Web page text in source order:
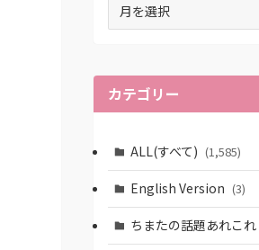
ブ
カテゴリー
ALL(すべて) (1,585)
English Version (3)
ちまたの話題あれこれ